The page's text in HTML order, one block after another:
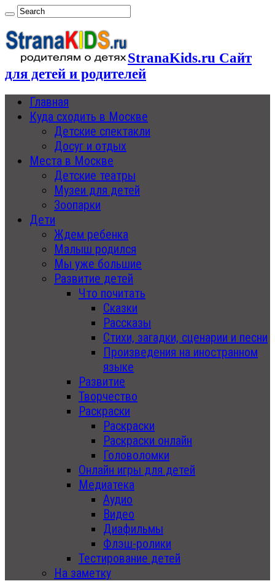
StranaKids.ru Сайт
для детей и родителей
Главная
Куда сходить в Москве
Детские спектакли
Досуг и отдых
Места в Москве
Детские театры
Музеи для детей
Зоопарки
Дети
Ждем ребенка
Малыш родился
Мы уже большие
Развитие детей
Что почитать
Сказки
Рассказы
Стихи, загадки, сценарии и песни
Произведения на иностранном
языке
Развитие
Творчество
Раскраски
Раскраски
Раскраски онлайн
Головоломки
Онлайн игры для детей
Медиатека
Аудио
Видео
Диафильмы
Флэш-ролики
Тестирование детей
На заметку